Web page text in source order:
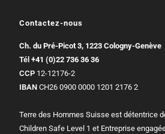
Contactez-nous
Ch. du Pré-Picot 3, 1223 Cologny-Genève
Tél +41 (0)22 736 36 36
CCP 12-12176-2
IBAN CH26 0900 0000 1201 2176 2
Terre des Hommes Suisse est détentrice
Children Safe Level 1 et Entreprise